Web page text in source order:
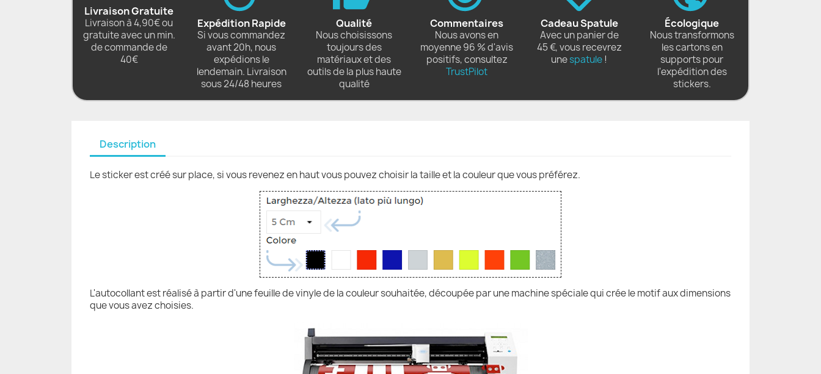
Livraison Gratuite
Livraison à 4,90€ ou
gratuite avec un min.
de commande de
40€
Expédition Rapide
Si vous commandez
avant 20h, nous
expédions le
lendemain. Livraison
sous 24/48 heures
Qualité
Nous choisissons
toujours des
matériaux et des
outils de la plus haute
qualité
Commentaires
Nous avons en
moyenne 96 % d'avis
positifs, consultez
TrustPilot
Cadeau Spatule
Avec un panier de
45 €, vous recevrez
unespatule !
Écologique
Nous transformons
les cartons en
supports pour
l'expédition des
stickers.
Description
Le sticker est créé sur place, si vous revenez en haut vous pouvez choisir la taille et la couleur que vous préférez.
L'autocollant est réalisé à partir d'une feuille de vinyle de la couleur souhaitée, découpée par une machine spéciale qui crée le motif aux dimensions
que vous avez choisies.